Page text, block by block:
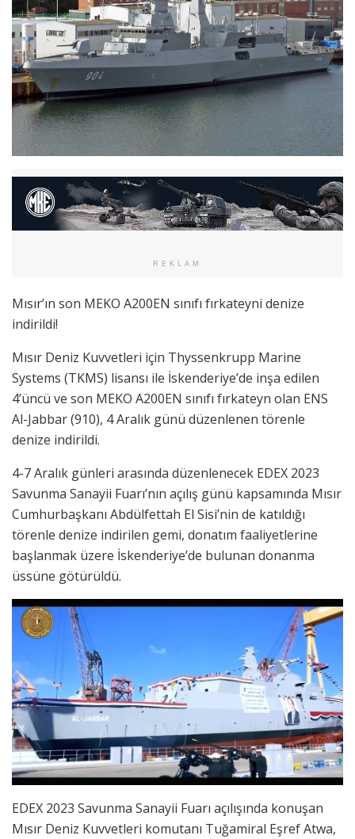
REKLAM
Mısır’ın son MEKO A200EN sınıfı fırkateyni denize
indirildi!
Mısır Deniz Kuvvetleri için Thyssenkrupp Marine
Systems (TKMS) lisansı ile İskenderiye’de inşa edilen
4’üncü ve son MEKO A200EN sınıfı fırkateyn olan ENS
Al-Jabbar (910), 4 Aralık günü düzenlenen törenle
denize indirildi.
4-7 Aralık günleri arasında düzenlenecek EDEX 2023
Savunma Sanayii Fuarı’nın açılış günü kapsamında Mısır
Cumhurbaşkanı Abdülfettah El Sisi’nin de katıldığı
törenle denize indirilen gemi, donatım faaliyetlerine
başlanmak üzere İskenderiye’de bulunan donanma
üssüne götürüldü.
EDEX 2023 Savunma Sanayii Fuarı açılışında konuşan
Mısır Deniz Kuvvetleri komutanı Tuğamiral Eşref Atwa,